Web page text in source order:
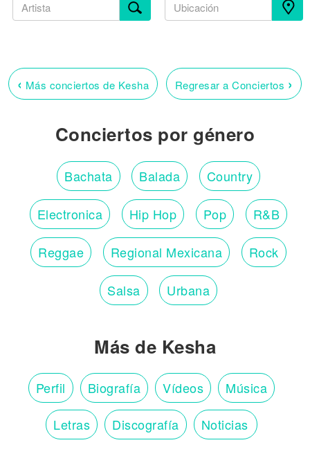
‹ Más conciertos de Kesha Regresar a Conciertos ›
Conciertos por género
Bachata Balada Country
Electronica Hip Hop Pop R&B
Reggae Regional Mexicana Rock
Salsa Urbana
Más de Kesha
Perfil Biografía Vídeos Música
Letras Discografía Noticias